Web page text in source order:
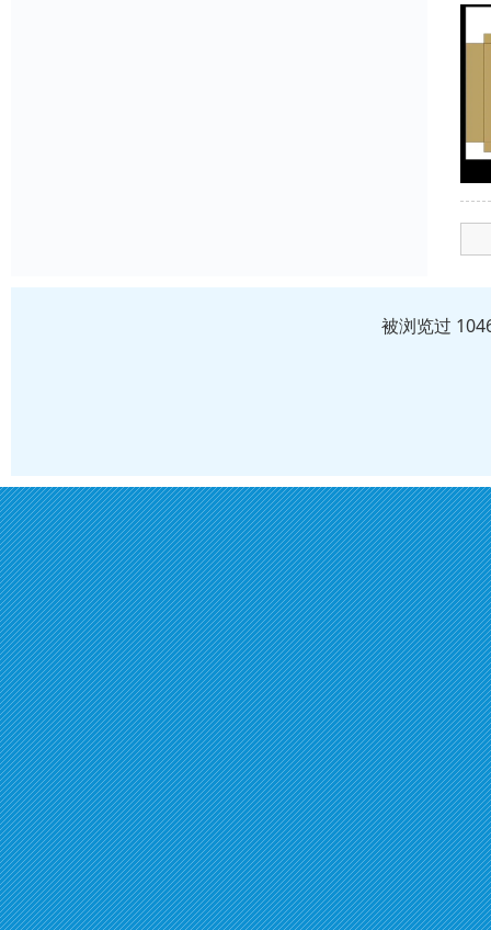
被浏览过